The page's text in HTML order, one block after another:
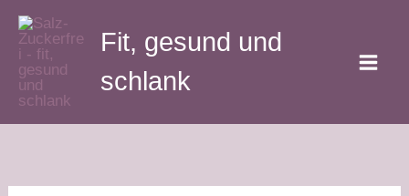
Zum
Inhalt
springen
Fit, gesund und
schlank